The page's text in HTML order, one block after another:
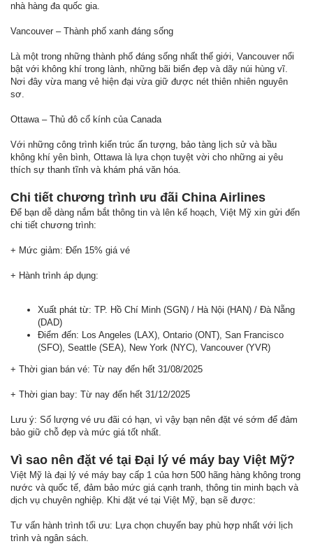
nhà hàng đa quốc gia.
Vancouver – Thành phố xanh đáng sống
Là một trong những thành phố đáng sống nhất thế giới, Vancouver nổi
bật với không khí trong lành, những bãi biển đẹp và dãy núi hùng vĩ.
Nơi đây vừa mang vẻ hiện đại vừa giữ được nét thiên nhiên nguyên
sơ.
Ottawa – Thủ đô cổ kính của Canada
Với những công trình kiến trúc ấn tượng, bảo tàng lịch sử và bầu
không khí yên bình, Ottawa là lựa chọn tuyệt vời cho những ai yêu
thích sự thanh tĩnh và khám phá văn hóa.
Chi tiết chương trình ưu đãi China Airlines
Để bạn dễ dàng nắm bắt thông tin và lên kế hoạch, Việt Mỹ xin gửi đến
chi tiết chương trình:
+ Mức giảm: Đến 15% giá vé
+ Hành trình áp dụng:
Xuất phát từ: TP. Hồ Chí Minh (SGN) / Hà Nội (HAN) / Đà Nẵng
(DAD)
Điểm đến: Los Angeles (LAX), Ontario (ONT), San Francisco
(SFO), Seattle (SEA), New York (NYC), Vancouver (YVR)
+ Thời gian bán vé: Từ nay đến hết 31/08/2025
+ Thời gian bay: Từ nay đến hết 31/12/2025
Lưu ý: Số lượng vé ưu đãi có hạn, vì vậy bạn nên đặt vé sớm để đảm
bảo giữ chỗ đẹp và mức giá tốt nhất.
Vì sao nên đặt vé tại Đại lý vé máy bay Việt Mỹ?
Việt Mỹ là đại lý vé máy bay cấp 1 của hơn 500 hãng hàng không trong
nước và quốc tế, đảm bảo mức giá cạnh tranh, thông tin minh bạch và
dịch vụ chuyên nghiệp. Khi đặt vé tại Việt Mỹ, bạn sẽ được:
Tư vấn hành trình tối ưu: Lựa chọn chuyến bay phù hợp nhất với lịch
trình và ngân sách.